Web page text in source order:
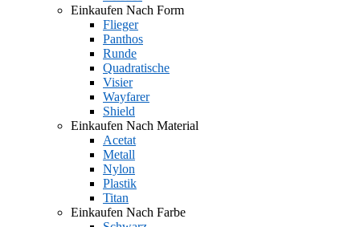
Einkaufen Nach Form
Flieger
Panthos
Runde
Quadratische
Visier
Wayfarer
Shield
Einkaufen Nach Material
Acetat
Metall
Nylon
Plastik
Titan
Einkaufen Nach Farbe